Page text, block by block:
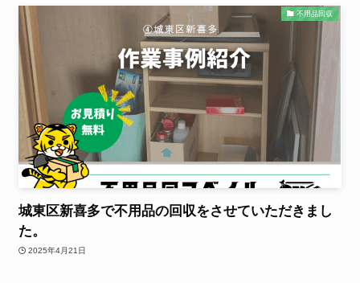
不用品回収
城東区新喜多で不用品の回収をさせていただきまし
た。
2025年4月21日